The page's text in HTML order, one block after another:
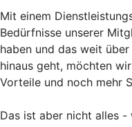
Mit einem
Bedürfnisse unserer
haben und das weit
hinaus geht, möchten
Vorteile und noch mehr
Das ist aber nicht alles